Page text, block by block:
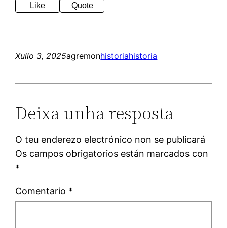
Like Quote
Xullo 3, 2025agremonhistoriahistoria
Deixa unha resposta
O teu enderezo electrónico non se publicará
Os campos obrigatorios están marcados con
*
Comentario *